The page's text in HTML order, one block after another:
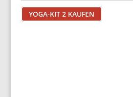
YOGA-KIT 2 KAUFEN